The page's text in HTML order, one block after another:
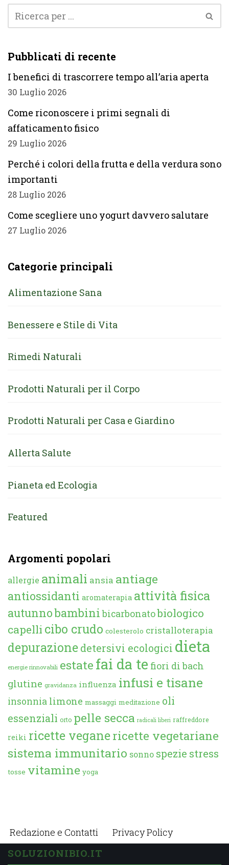
Pubblicati di recente
I benefici di trascorrere tempo all’aria aperta
30 Luglio 2026
Come riconoscere i primi segnali di
affaticamento fisico
29 Luglio 2026
Perché i colori della frutta e della verdura sono
importanti
28 Luglio 2026
Come scegliere uno yogurt davvero salutare
27 Luglio 2026
Categorie principali
Alimentazione Sana
Benessere e Stile di Vita
Rimedi Naturali
Prodotti Naturali per il Corpo
Prodotti Naturali per Casa e Giardino
Allerta Salute
Pianeta ed Ecologia
Featured
Argomenti popolari
allergie animali ansia antiage
antiossidanti aromaterapia attività fisica
autunnobambini bicarbonatobiologico
capelli cibo crudo colesterolo cristalloterapia
depurazione detersivi ecologici dieta
energie rinnovabili estate fai da te fiori di bach
glutine gravidanza influenza infusi e tisane
insonnia limone massaggi meditazione oli
essenziali orto pelle secca radicali liberi raffreddore
reiki ricette veganericette vegetariane
sistema immunitario sonno spezie stress
tosse vitamine yoga
Redazione e Contatti Privacy Policy
SOLUZIONIBIO.IT